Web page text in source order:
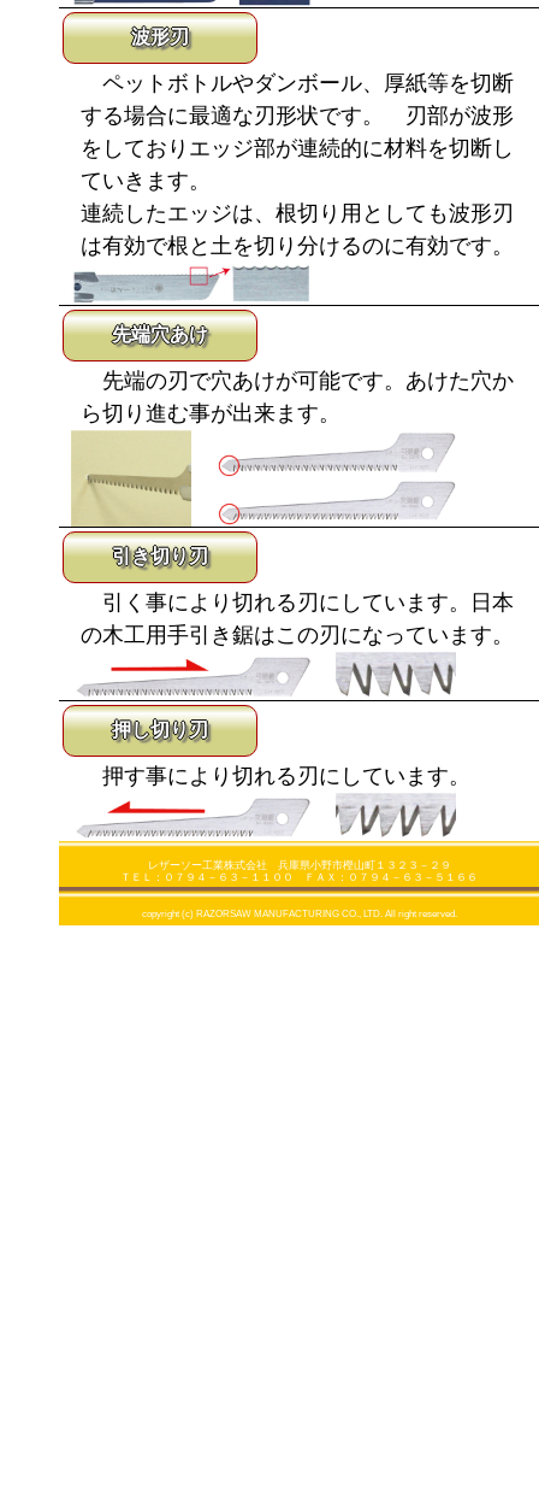
波形刃
ペットボトルやダンボール、厚紙等を切断
する場合に最適な刃形状です。 刃部が波形
をしておりエッジ部が連続的に材料を切断し
ていきます。
連続したエッジは、根切り用としても波形刃
は有効で根と土を切り分けるのに有効です。
先端穴あけ
先端の刃で穴あけが可能です。あけた穴か
ら切り進む事が出来ます。
引き切り刃
引く事により切れる刃にしています。日本
の木工用手引き鋸はこの刃になっています。
押し切り刃
押す事により切れる刃にしています。
レザーソー工業株式会社 兵庫県小野市樫山町１３２３－２９
ＴＥＬ：０７９４－６３－１１００ ＦＡＸ：０７９４－６３－５１６６
copyright (c) RAZORSAW MANUFACTURING CO., LTD. All right reserved.